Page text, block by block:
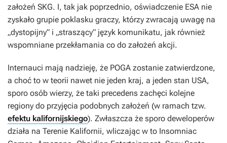
założeń SKG. I, tak jak poprzednio, oświadczenie ESA nie
zyskało grupie poklasku graczy, którzy zwracają uwagę na
„dystopijny” i „straszący” język komunikatu, jak również
wspomniane przekłamania co do założeń akcji.
Internauci mają nadzieję, że POGA zostanie zatwierdzone,
a choć to w teorii nawet nie jeden kraj, a jeden stan USA,
sporo osób wierzy, że taki precedens zachęci kolejne
regiony do przyjęcia podobnych założeń (w ramach tzw.
efektu kalifornijskiego). Zwłaszcza że sporo deweloperów
działa na Terenie Kalifornii, wliczając w to Insomniac